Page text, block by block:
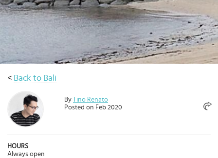
< Back to Bali
By
Tino Renato
Posted on Feb 2020
HOURS
Always open
เสนอ
จอง
ตอน
วางแผน
เกี่ยว
กับ
Select
country
:
Language
: